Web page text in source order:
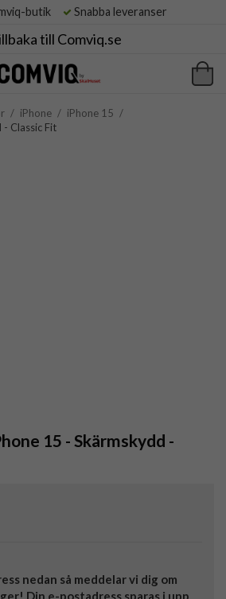
butik Snabba leveranser
till Comviq.se
/ iPhone / iPhone 15 /
Classic Fit
15 - Skärmskydd -
nedan så meddelar vi dig om
Din e-postadress sparas i upp